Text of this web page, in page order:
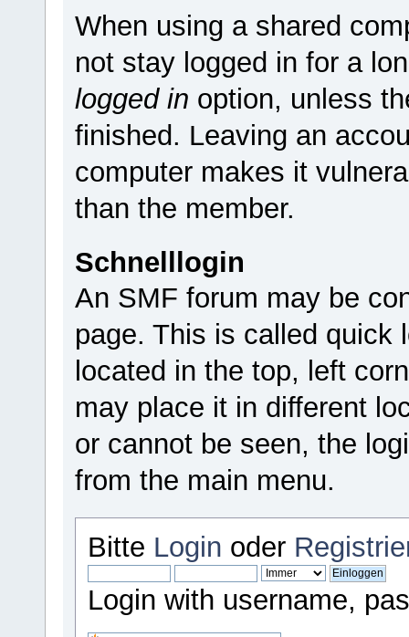
When using a shared
not stay logged in for a
logged in option, unless
finished. Leaving an
computer makes it
than the member.
Schnelllogin
An SMF forum may be
page. This is called quick
located in the top, left
may place it in different
or cannot be seen, the
from the main menu.
Bitte Login oder
Login with username,